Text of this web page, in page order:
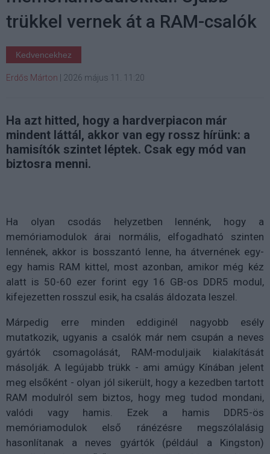
trükkel vernek át a RAM-csalók
Kedvencekhez
Erdős Márton 2026 május 11. 11:20
Ha azt hitted, hogy a hardverpiacon már
mindent láttál, akkor van egy rossz hírünk: a
hamisítók szintet léptek. Csak egy mód van
biztosra menni.
Ha olyan csodás helyzetben lennénk, hogy a
memóriamodulok árai normális, elfogadható szinten
lennének, akkor is bosszantó lenne, ha átvernének egy-
egy hamis RAM kittel, most azonban, amikor még kéz
alatt is 50-60 ezer forint egy 16 GB-os DDR5 modul,
kifejezetten rosszul esik, ha csalás áldozata leszel.
Márpedig erre minden eddiginél nagyobb esély
mutatkozik, ugyanis a csalók már nem csupán a neves
gyártók csomagolását, RAM-moduljaik kialakítását
másolják. A legújabb trükk - ami amúgy Kínában jelent
meg elsőként - olyan jól sikerült, hogy a kezedben tartott
RAM modulról sem biztos, hogy meg tudod mondani,
valódi vagy hamis. Ezek a hamis DDR5-ös
memóriamodulok első ránézésre megszólalásig
hasonlítanak a neves gyártók (például a Kingston)